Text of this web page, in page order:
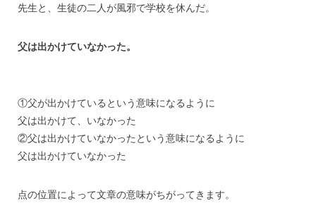
先生と、生徒の二人が風邪で学校を休んだ。
父は出かけていなかった。
①父が出かけているという意味になるように
父は出かけて、いなかった
②父は出かけていなかったという意味になるように
父は出かけていなかった
点の位置によって文章の意味がちがってきます。